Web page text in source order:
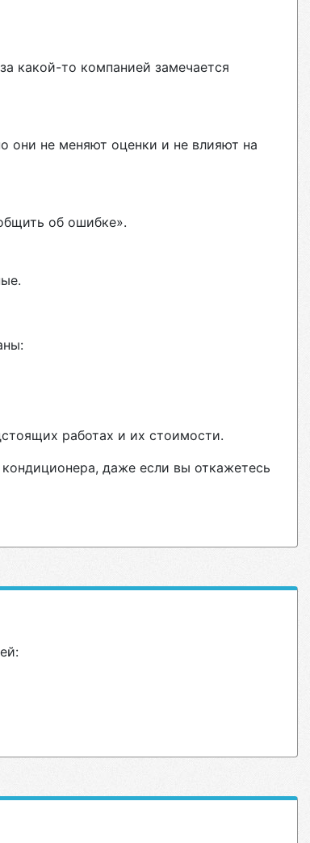
какой-то компанией замечается
они не меняют оценки и не влияют на
об ошибке».
работах и их стоимости.
даже если вы откажетесь